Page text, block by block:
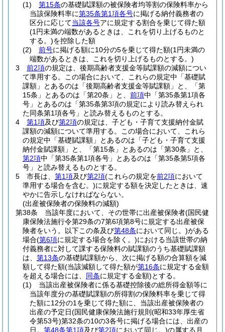
(1)
第15条の基礎賦課額の被保険者均等割の保険料率から
当該保険料率に第35条第1項各号に掲げる納付義務者の
区分に応じて当該各号アに規定する割合を乗じて得た額
(1円未満の端数があるときは、これを切り上げるものと
する。)を控除した額
(2)
前号に掲げる額に10分の5を乗じて得た額(1円未満の
端数があるときは、これを切り上げるものとする。)
3
前2項の規定は、後期高齢者支援金等賦課額の減額につい
て準用する。
この場合において、これらの規定中「基礎賦
課額」とあるのは「後期高齢者支援金等賦課額」と、「第
15条」とあるのは「第20条」と、 前項中「第35条第1項各
号」とあるのは「第35条第3項の規定により読み替えられ
た同条第1項各号」と読み替えるものとする。
4
第1項及び第2項の規定は、子ども・子育て支援納付金賦
課額の減額について準用する。
この場合において、これら
の規定中「基礎賦課額」とあるのは「子ども・子育て支援
納付金賦課額」と、「第15条」とあるのは「第30条」と、
第2項中「第35条第1項各号」とあるのは「第35条第5項各
号」と読み替えるものとする。
5
市長は、 第1項及び第2項(これらの規定を前2項において
準用する場合を含む。)に規定する額を決定したときは、速
やかに告示しなければならない。
(出産被保険者の保険料の減額)
第38条
当該年度において、その世帯に出産被保険者(国民健
康保険法施行令第29条の7第6項第8号に規定する出産被保
険者をいう。以下この条及び第48条において同じ。)がある
場合(第6項に規定する場合を除く。)における当該世帯の納
付義務者に対して課する保険料の賦課額のうち基礎賦課額
は、 第13条の基礎賦課額から、次に掲げる額の合算額を減
額して得た額(当該減額して得た額が第16条に規定する金額
を超える場合には、 同条に規定する金額)とする。
(1)
当該出産被保険者に係る基礎控除後の総所得金額等に
当該年度分の基礎賦課額の所得割の保険料率を乗じて得
た額に12分の1を乗じて得た額に、当該出産被保険者の
出産の予定日(国民健康保険法施行規則 (昭和33年厚生省
令第53号)第32条の10の3各号に掲げる場合には、出産の
日。 第48条第1項及び第2項において同じ。)の属する月